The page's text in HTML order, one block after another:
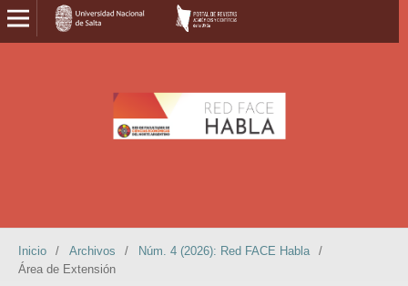
Inicio / Archivos / Núm. 4 (2026): Red FACE Habla
/
Área de Extensión